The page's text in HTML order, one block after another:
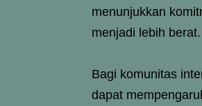
menunjukkan
menjadi lebih berat.
Bagi komunitas
dapat